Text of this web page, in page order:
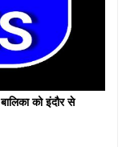
को इंदौर से